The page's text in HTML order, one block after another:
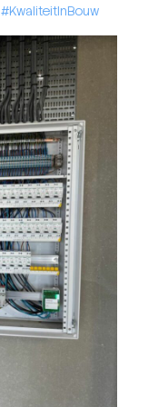
#KwaliteitInBouw